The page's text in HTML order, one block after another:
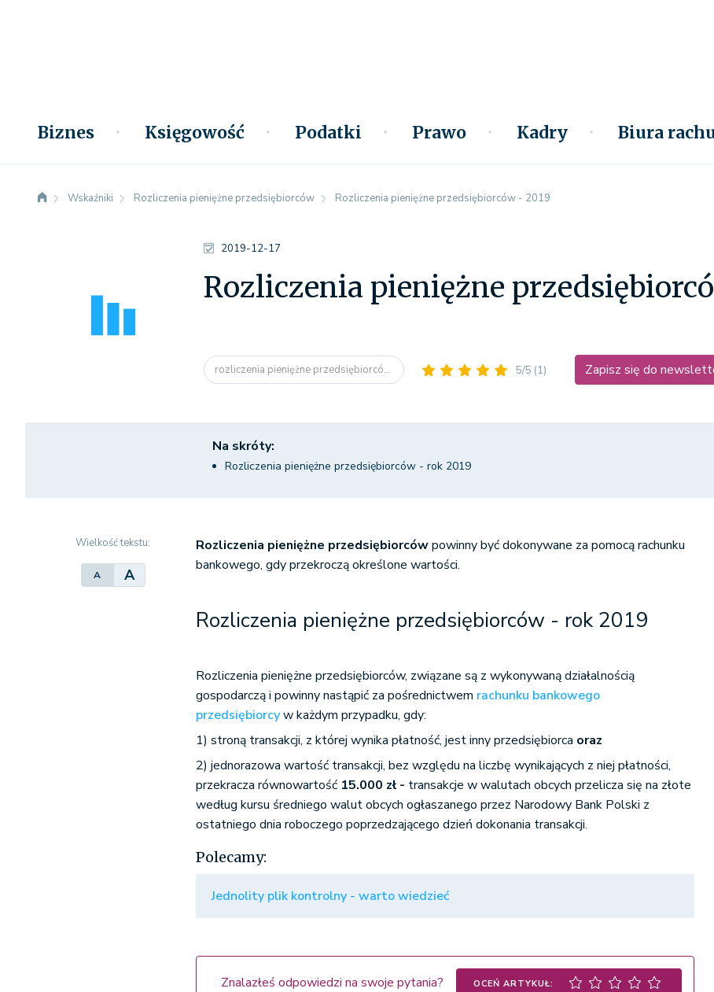
Biznes Księgowość Podatki Prawo Kadry Biura
Wskaźniki Rozliczenia pieniężne przedsiębiorców Rozliczenia pieniężne przedsiębiorców - 2019
2019-12-17
Rozliczenia pieniężne
rozliczenia pieniężne przedsiębiorcó... 5/5 (1) Zapisz się do
Na skróty:
Rozliczenia pieniężne przedsiębiorców - rok 2019
Wielkość tekstu:
A A
Rozliczenia pieniężne przedsiębiorcówpowinny być dokonywane za pomocą rachunku
bankowego, gdy przekroczą określone wartości.
Rozliczenia pieniężne przedsiębiorców - rok 2019
Rozliczenia pieniężne przedsiębiorców, związane są z wykonywaną działalnością
gospodarczą i powinny nastąpić za pośrednictwem rachunku bankowego
przedsiębiorcyw każdym przypadku, gdy:
1) stroną transakcji, z której wynika płatność, jest inny przedsiębiorca oraz
2) jednorazowa wartość transakcji, bez względu na liczbę wynikających z niej płatności,
przekracza równowartość 15.000 zł - transakcje w walutach obcych przelicza się na złote
według kursu średniego walut obcych ogłaszanego przez Narodowy Bank Polski z
ostatniego dnia roboczego poprzedzającego dzień dokonania transakcji.
Polecamy:
Jednolity plik kontrolny - warto wiedzieć
Znalazłeś odpowiedzi na swoje pytania? OCEŃ ARTYKUŁ: